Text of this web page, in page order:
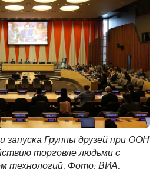
запуска Группы друзей при ООН
торговле людьми с
технологий. Фото: ВИА.